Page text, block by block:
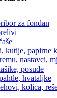
za fondan
kutije, papirne
nastavci,
posude
hvataljke
kolica,